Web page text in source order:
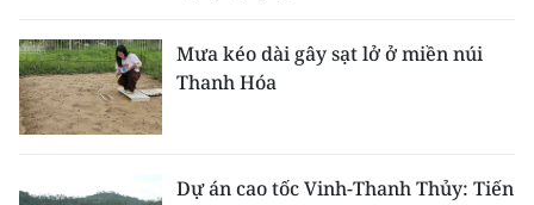
Mưa kéo dài gây sạt lở ở miền núi
Thanh Hóa
Dự án cao tốc Vinh-Thanh Thủy: Tiến